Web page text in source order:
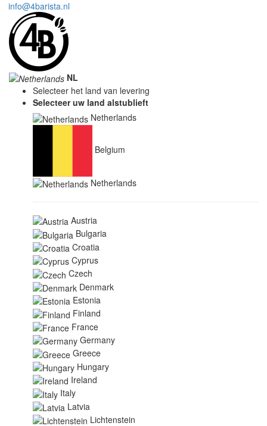
info@4barista.nl
NL
Selecteer het land van levering
Selecteer uw land alstublieft
Netherlands
Belgium
Netherlands
Austria
Bulgaria
Croatia
Cyprus
Czech
Denmark
Estonia
Finland
France
Germany
Greece
Hungary
Ireland
Italy
Latvia
Lichtenstein